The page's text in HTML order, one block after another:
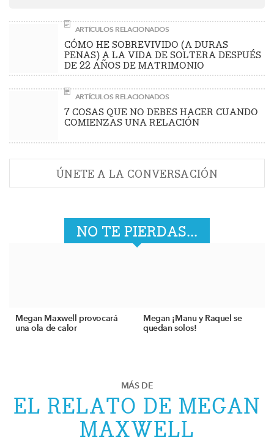
ARTÍCULOS RELACIONADOS
CÓMO HE SOBREVIVIDO (A DURAS
PENAS) A LA VIDA DE SOLTERA DESPUÉS
DE 22 AÑOS DE MATRIMONIO
ARTÍCULOS RELACIONADOS
7 COSAS QUE NO DEBES HACER CUANDO
COMIENZAS UNA RELACIÓN
ÚNETE A LA CONVERSACIÓN
NO TE PIERDAS...
Megan Maxwell provocará
una ola de calor
Megan ¡Manu y Raquel se
quedan solos!
MÁS DE
EL RELATO DE MEGAN
MAXWELL